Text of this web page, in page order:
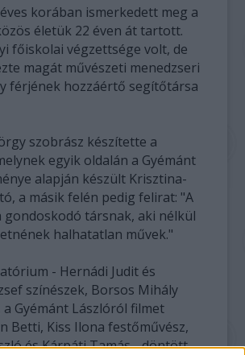
korában ismerkedett meg a
életük 22 éven át tartott.
főiskolai végzettsége volt, de
magát művészeti menedzseri
férjének hozzáértő segítőtársa
szobrász készítette a
egyik oldalán a Gyémánt
alapján készült Krisztina-
a másik felén pedig felirat: "A
gondoskodó társnak, aki nélkül
halhatatlan művek."
- Hernádi Judit és
színészek, Borsos Mihály
Gyémánt Lászlóról filmet
Betti, Kiss Ilona festőművész,
és Kárpáti Tamás - döntött